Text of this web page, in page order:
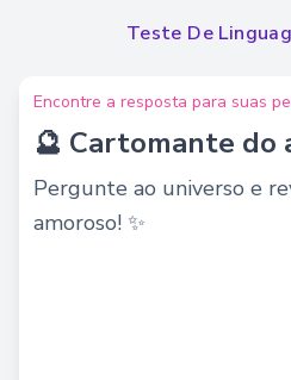
Teste De
Encontre a resposta para suas
🔮 Cartomante do
Pergunte ao universo e
amoroso! ✨